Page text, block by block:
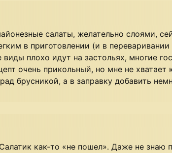
салаты, желательно слоями,
в приготовлении (и в
виды плохо идут на застольях, многие
очень прикольный, но мне не хватает
брусникой, а в заправку добавить
как-то «не пошел». Даже не знаю